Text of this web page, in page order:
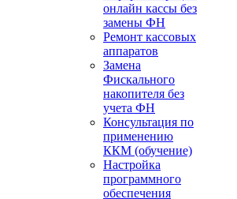
онлайн кассы без
замены ФН
Ремонт кассовых
аппаратов
Замена
Фискального
накопителя без
учета ФН
Консультация по
применению
ККМ (обучение)
Настройка
программного
обеспечения